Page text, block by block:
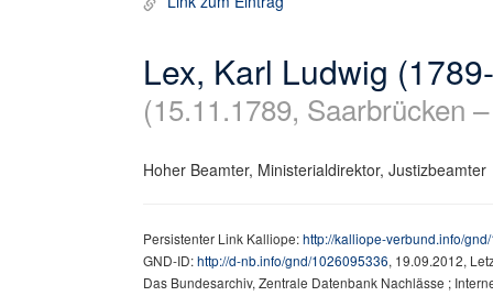
Lex, Karl Ludwig
(15.11.1789, Saarbrücken
Hoher Beamter, Ministerialdirektor, Justizbeamter
Persistenter Link Kalliope:http://kalliope-verbund.info/
GND-ID:http://d-nb.info/gnd/1026095336, 19.09.2012,
Das Bundesarchiv, Zentrale Datenbank Nachlässe ;